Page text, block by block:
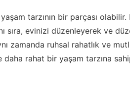
tarzının bir parçası olabilir.
sıra, evinizi düzenleyerek ve
zamanda ruhsal rahatlık ve
rahat bir yaşam tarzına